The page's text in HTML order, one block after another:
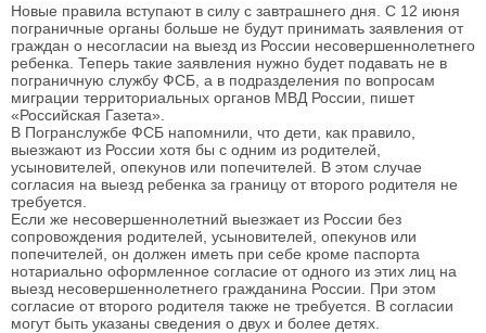
Новые правила вступают в силу с завтрашнего дня. С 12 июня
пограничные органы больше не будут принимать заявления от
граждан о несогласии на выезд из России несовершеннолетнего
ребенка. Теперь такие заявления нужно будет подавать не в
пограничную службу ФСБ, а в подразделения по вопросам
миграции территориальных органов МВД России, пишет
«Российская Газета».
В Погранслужбе ФСБ напомнили, что дети, как правило,
выезжают из России хотя бы с одним из родителей,
усыновителей, опекунов или попечителей. В этом случае
согласия на выезд ребенка за границу от второго родителя не
требуется.
Если же несовершеннолетний выезжает из России без
сопровождения родителей, усыновителей, опекунов или
попечителей, он должен иметь при себе кроме паспорта
нотариально оформленное согласие от одного из этих лиц на
выезд несовершеннолетнего гражданина России. При этом
согласие от второго родителя также не требуется. В согласии
могут быть указаны сведения о двух и более детях.